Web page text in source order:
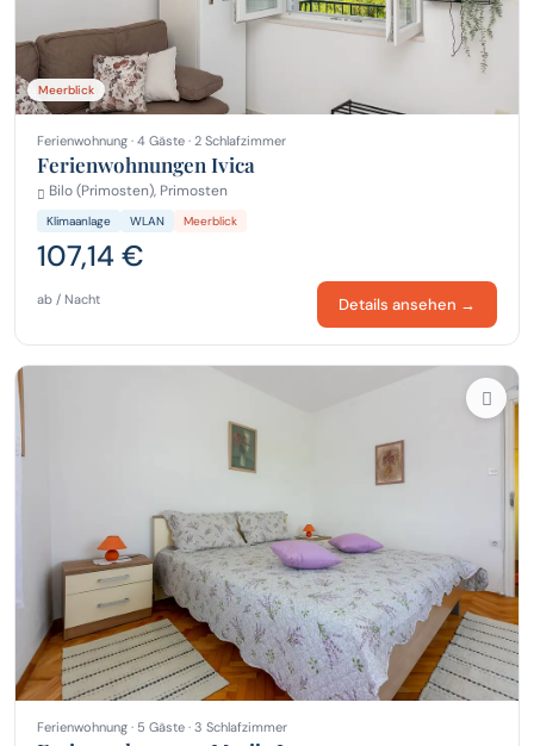
Meerblick
Ferienwohnung · 4 Gäste · 2 Schlafzimmer
Ferienwohnungen Ivica
Bilo (Primosten), Primosten
Klimaanlage WLAN Meerblick
107,14 €
ab / Nacht Details ansehen →
Ferienwohnung · 5 Gäste · 3 Schlafzimmer